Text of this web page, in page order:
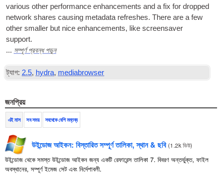
vari­ous oth­er per­form­ance enhance­ments and a fix for dropped
net­work shares caus­ing metadata refreshes. There are a few
oth­er smal­ler but nice enhance­ments, like screensaver
support.
... সম্পূর্ণ প্রবন্ধ পড়ুন
ট্যাগ: 2.5, hydra, mediabrowser
জনপ্রিয়
এই মাস সব সময় সবথেকে বেশি মন্তব্য
উইন্ডোজ আইকন: বিস্তারিত সম্পূর্ণ তালিকা, স্থান & ছবি (1.2k ভিউ)
উইন্ডোজ থেকে সমস্ত উইন্ডোজ আইকন জন্য একটি রেফারেন্স তালিকা 7. বিবরণ অন্তর্ভুক্ত, ফাইল
অবস্থানের, সম্পূর্ণ ইমেজ সেট এবং নির্দেশাবলী.